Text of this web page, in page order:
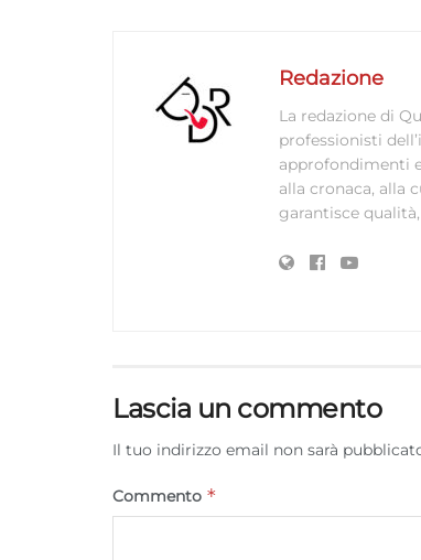
Redazione
La redazione di
professionisti
approfondimenti
alla cronaca, alla
garantisce
Lascia un commento
Il tuo indirizzo email non sarà
Commento *